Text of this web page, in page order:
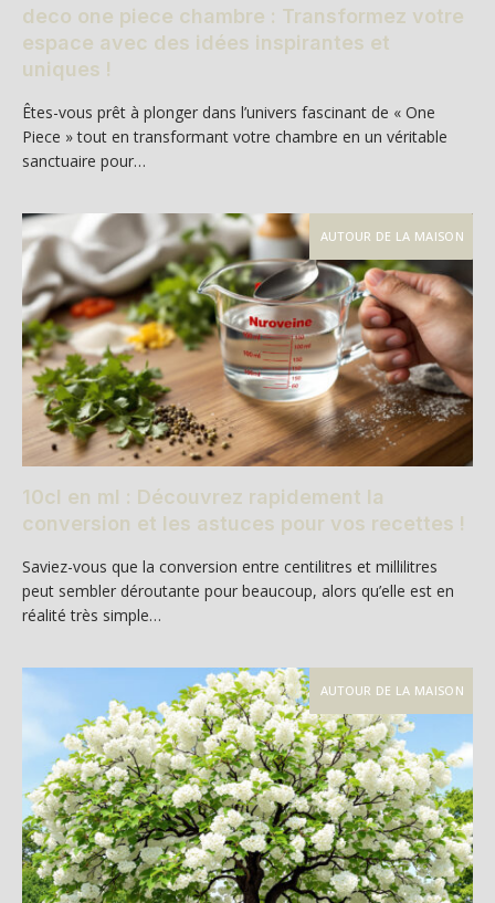
deco one piece chambre : Transformez votre
espace avec des idées inspirantes et
uniques !
Êtes-vous prêt à plonger dans l’univers fascinant de « One
Piece » tout en transformant votre chambre en un véritable
sanctuaire pour…
AUTOUR DE LA MAISON
10cl en ml : Découvrez rapidement la
conversion et les astuces pour vos recettes !
Saviez-vous que la conversion entre centilitres et millilitres
peut sembler déroutante pour beaucoup, alors qu’elle est en
réalité très simple…
AUTOUR DE LA MAISON